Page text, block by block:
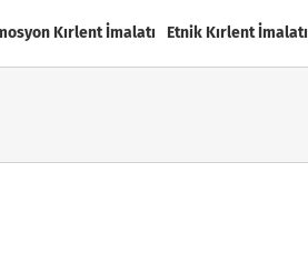
Kırlent İmalatı Etnik Kırlent İmalatı